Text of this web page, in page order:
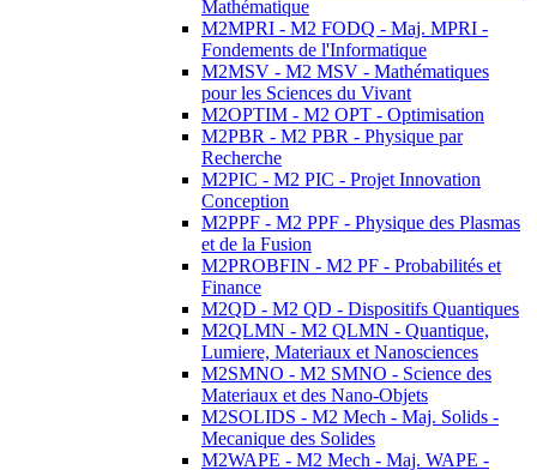
Mathématique
M2MPRI - M2 FODQ - Maj. MPRI -
Fondements de l'Informatique
M2MSV - M2 MSV - Mathématiques
pour les Sciences du Vivant
M2OPTIM - M2 OPT - Optimisation
M2PBR - M2 PBR - Physique par
Recherche
M2PIC - M2 PIC - Projet Innovation
Conception
M2PPF - M2 PPF - Physique des Plasmas
et de la Fusion
M2PROBFIN - M2 PF - Probabilités et
Finance
M2QD - M2 QD - Dispositifs Quantiques
M2QLMN - M2 QLMN - Quantique,
Lumiere, Materiaux et Nanosciences
M2SMNO - M2 SMNO - Science des
Materiaux et des Nano-Objets
M2SOLIDS - M2 Mech - Maj. Solids -
Mecanique des Solides
M2WAPE - M2 Mech - Maj. WAPE -